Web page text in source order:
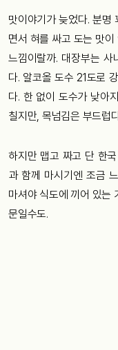
맛이야기가 늦었다. 분명
면서 혀를 싸고 도는 맛
느낌이랄까. 대장부는 사
다. 알코올 도수 21도로
다. 한 없이 도수가 낮아
칠지만, 목넘김은 부드럽
하지만 맵고 짜고 단 한
과 함께 마시기엔 조금
마셔야 식도에 끼어 있는
문일수도.